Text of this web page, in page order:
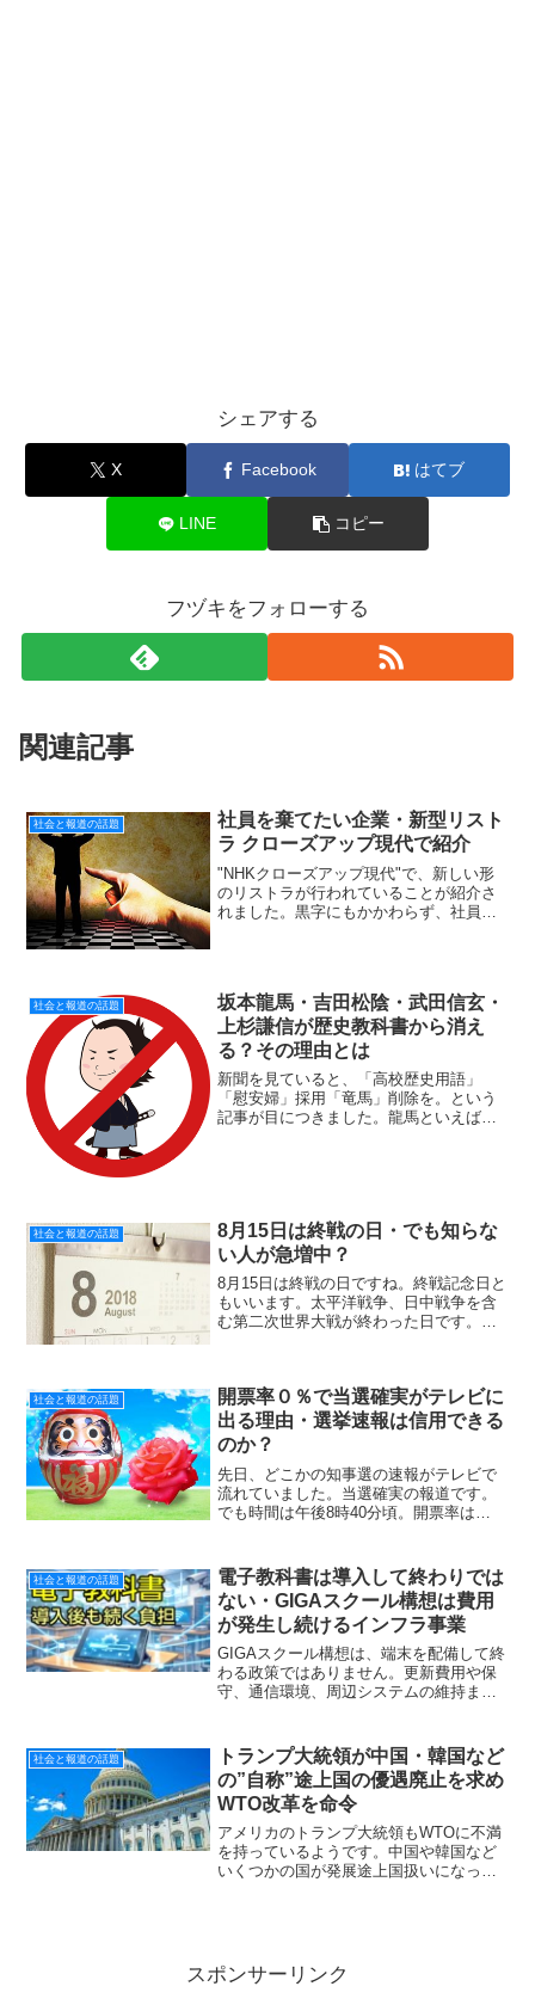
シェアする
X Facebook はてブ
LINE コピー
フヅキをフォローする
関連記事
社会と報道の話題
社員を棄てたい企業・新型リスト
ラ クローズアップ現代で紹介
"NHKクローズアップ現代"で、新しい形
のリストラが行われていることが紹介さ
れました。黒字にもかかわらず、社員を
社会と報道の話題
坂本龍馬・吉田松陰・武田信玄・
上杉謙信が歴史教科書から消え
る？その理由とは
新聞を見ていると、「高校歴史用語」
「慰安婦」採用「竜馬」削除を。という
記事が目につきました。龍馬といえば
社会と報道の話題
8月15日は終戦の日・でも知らな
い人が急増中？
8月15日は終戦の日ですね。終戦記念日と
もいいます。太平洋戦争、日中戦争を含
む第二次世界大戦が終わった日です。で
ました。僕自身は...
社会と報道の話題
開票率０％で当選確実がテレビに
出る理由・選挙速報は信用できる
のか？
先日、どこかの知事選の速報がテレビで
流れていました。当選確実の報道です。
でも時間は午後8時40分頃。開票率は
でも、テレビを見ていると開票率０％で
当選確実が出ること...
社会と報道の話題
電子教科書は導入して終わりでは
ない・GIGAスクール構想は費用
が発生し続けるインフラ事業
GIGAスクール構想は、端末を配備して終
わる政策ではありません。更新費用や保
守、通信環境、周辺システムの維持まで
るかを考えます。
社会と報道の話題
トランプ大統領が中国・韓国など
の”自称”途上国の優遇廃止を求め
WTO改革を命令
アメリカのトランプ大統領もWTOに不満
を持っているようです。中国や韓国など
いくつかの国が発展途上国扱いになって
スポンサーリンク